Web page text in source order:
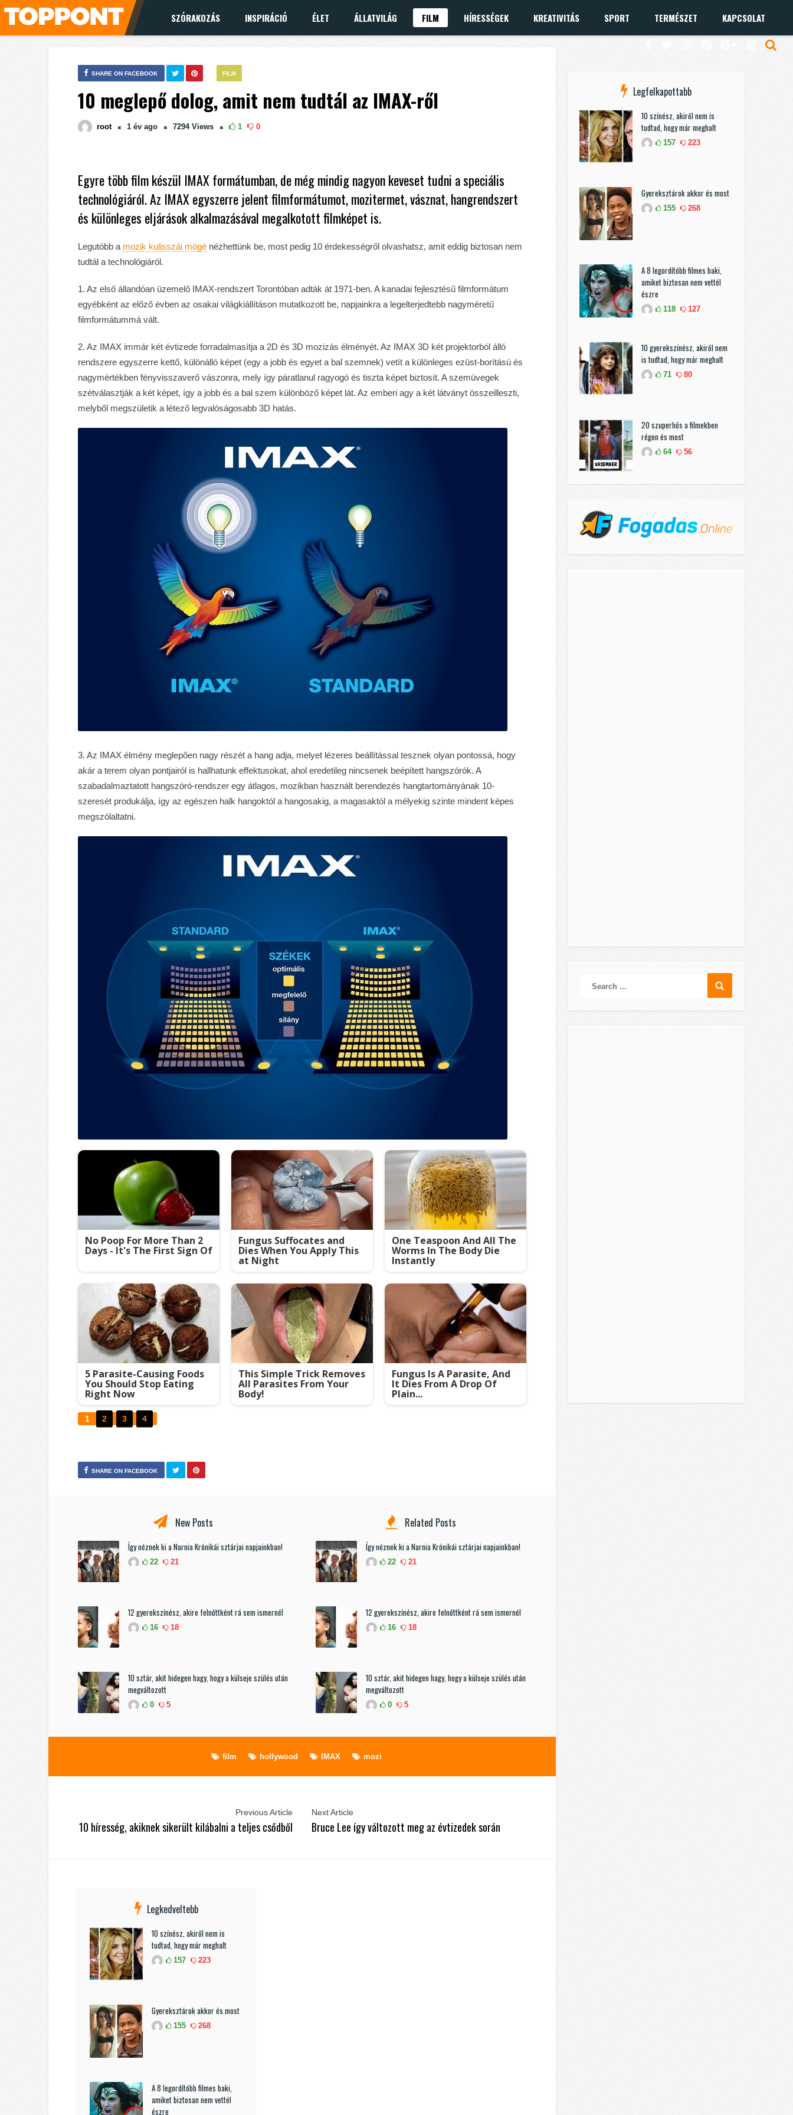
SZÓRAKOZÁS INSPIRÁCIÓ ÉLET ÁLLATVILÁG FILM HÍRESSÉGEK KREATIVITÁS SPORT TERMÉSZET KAPCSOLAT
FILM
SHARE ON FACEBOOK
10 meglepő dolog, amit nem tudtál az IMAX-ről
root 1 év ago 7294 Views 1 0
Egyre több film készül IMAX formátumban, de még mindig nagyon keveset tudni a speciális
technológiáról. Az IMAX egyszerre jelent filmformátumot, mozitermet, vásznat, hangrendszert
és különleges eljárások alkalmazásával megalkotott filmképet is.
Legutóbb a mozik kulisszái mögé nézhettünk be, most pedig 10 érdekességről olvashatsz, amit eddig biztosan nem
tudtál a technológiáról.
1. Az első állandóan üzemelő IMAX-rendszert Torontóban adták át 1971-ben. A kanadai fejlesztésű filmformátum
egyébként az előző évben az osakai világkiállításon mutatkozott be, napjainkra a legelterjedtebb nagyméretű
filmformátummá vált.
2. Az IMAX immár két évtizede forradalmasítja a 2D és 3D mozizás élményét. Az IMAX 3D két projektorból álló
rendszere egyszerre kettő, különálló képet (egy a jobb és egyet a bal szemnek) vetít a különleges ezüst-borítású és
nagymértékben fényvisszaverő vászonra, mely így páratlanul ragyogó és tiszta képet biztosít. A szemüvegek
szétválasztják a két képet, így a jobb és a bal szem különböző képet lát. Az emberi agy a két látványt összeilleszti,
melyből megszületik a létező legvalóságosabb 3D hatás.
3. Az IMAX élmény meglepően nagy részét a hang adja, melyet lézeres beállítással tesznek olyan pontossá, hogy
akár a terem olyan pontjairól is hallhatunk effektusokat, ahol eredetileg nincsenek beépített hangszórók. A
szabadalmaztatott hangszóró-rendszer egy átlagos, mozikban használt berendezés hangtartományának 10-
szeresét produkálja, így az egészen halk hangoktól a hangosakig, a magasaktól a mélyekig szinte mindent képes
megszólaltatni.
No Poop For More Than 2
Days - It's The First Sign Of
Fungus Suffocates and
Dies When You Apply This
at Night
One Teaspoon And All The
Worms In The Body Die
Instantly
5 Parasite-Causing Foods
You Should Stop Eating
Right Now
This Simple Trick Removes
All Parasites From Your
Body!
Fungus Is A Parasite, And
It Dies From A Drop Of
Plain...
1 2 3 4
SHARE ON FACEBOOK
New Posts
Így néznek ki a Narnia Krónikái sztárjai napjainkban!
22 21
12 gyerekszínész, akire felnőttként rá sem ismernél
16 18
10 sztár, akit hidegen hagy, hogy a külseje szülés után
megváltozott
0 5
Related Posts
Így néznek ki a Narnia Krónikái sztárjai napjainkban!
22 21
12 gyerekszínész, akire felnőttként rá sem ismernél
16 18
10 sztár, akit hidegen hagy, hogy a külseje szülés után
megváltozott
0 5
film hollywood IMAX mozi
Previous Article
10 híresség, akiknek sikerült kilábalni a teljes csődből
Next Article
Bruce Lee így változott meg az évtizedek során
Legkedveltebb
10 színész, akiről nem is
tudtad, hogy már meghalt
157 223
Gyereksztárok akkor és most
155 268
A 8 legordítóbb filmes baki,
amiket biztosan nem vettél
észre
Legfelkapottabb
10 színész, akiről nem is
tudtad, hogy már meghalt
157 223
Gyereksztárok akkor és most
155 268
A 8 legordítóbb filmes baki,
amiket biztosan nem vettél
észre
118 127
10 gyerekszínész, akiről nem
is tudtad, hogy már meghalt
71 80
20 szuperhős a filmekben
régen és most
64 56